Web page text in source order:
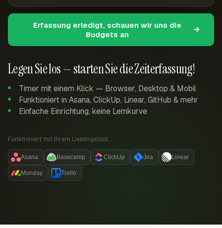
Legen Sie los — starten Sie die Zeiterfassung!
Timer mit einem Klick — Browser, Desktop & Mobil
Funktioniert in Asana, ClickUp, Linear, GitHub & mehr
Einfache Einrichtung, keine Lernkurve
Funktioniert mit Ihrem Lieblingstool:
Asana Basecamp ClickUp Jira Linear
Monday Trello
Erfassung erledigt, schauen wir uns die
Budgets an